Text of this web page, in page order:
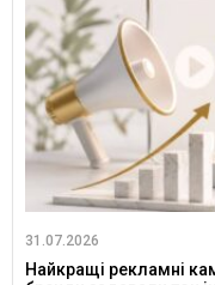
31.07.2026
Найкращі рекламні